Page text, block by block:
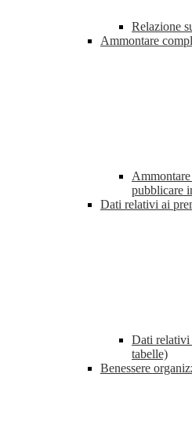
Relazione
Ammontare
pubblicare
Dati relativi ai
Dati relativi
tabelle)
Benessere